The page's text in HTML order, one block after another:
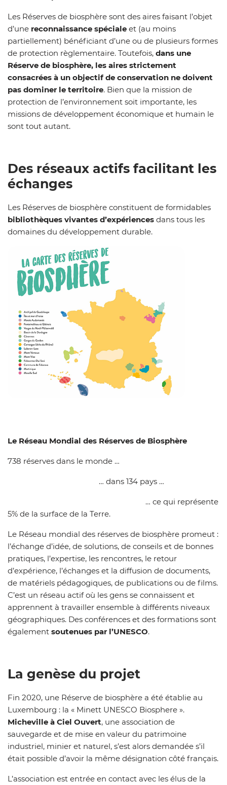
Les Réserves de biosphère sont des aires faisant l’objet
d’une reconnaissance spéciale et (au moins
partiellement) bénéficiant d’une ou de plusieurs formes
de protection règlementaire. Toutefois, dans une
Réserve de biosphère, les aires strictement
consacrées à un objectif de conservation ne doivent
pas dominer le territoire. Bien que la mission de
protection de l’environnement soit importante, les
missions de développement économique et humain le
sont tout autant.
Des réseaux actifs facilitant les
échanges
Les Réserves de biosphère constituent de formidables
bibliothèques vivantes d’expériences dans tous les
domaines du développement durable.
Le Réseau Mondial des Réserves de Biosphère
738 réserves dans le monde …
… dans 134 pays …
… ce qui représente
5% de la surface de la Terre.
Le Réseau mondial des réserves de biosphère promeut :
l’échange d’idée, de solutions, de conseils et de bonnes
pratiques, l’expertise, les rencontres, le retour
d’expérience, l’échanges et la diffusion de documents,
de matériels pédagogiques, de publications ou de films.
C’est un réseau actif où les gens se connaissent et
apprennent à travailler ensemble à différents niveaux
géographiques. Des conférences et des formations sont
également soutenues par l’UNESCO.
La genèse du projet
Fin 2020, une Réserve de biosphère a été établie au
Luxembourg : la « Minett UNESCO Biosphere ».
Micheville à Ciel Ouvert, une association de
sauvegarde et de mise en valeur du patrimoine
industriel, minier et naturel, s’est alors demandée s’il
était possible d’avoir la même désignation côté français.
L’association est entrée en contact avec les élus de la